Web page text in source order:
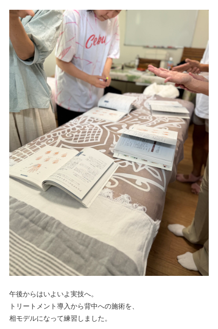
午後からはいよいよ実技へ。
トリートメント導入から背中への施術を、
相モデルになって練習しました。